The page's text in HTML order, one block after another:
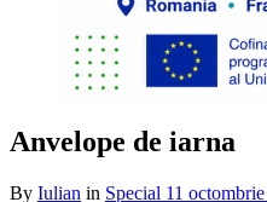
Anvelope de iarna
By Iulian in Special 11